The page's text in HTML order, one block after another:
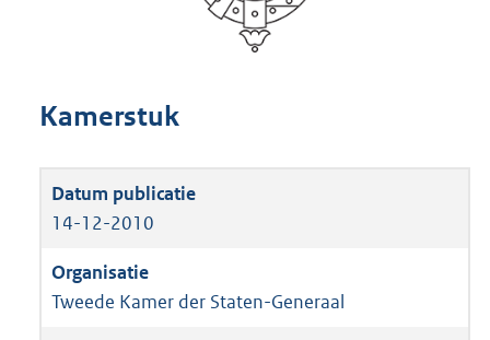
Kamerstuk
14-12-2010
Tweede Kamer der Staten-Generaal